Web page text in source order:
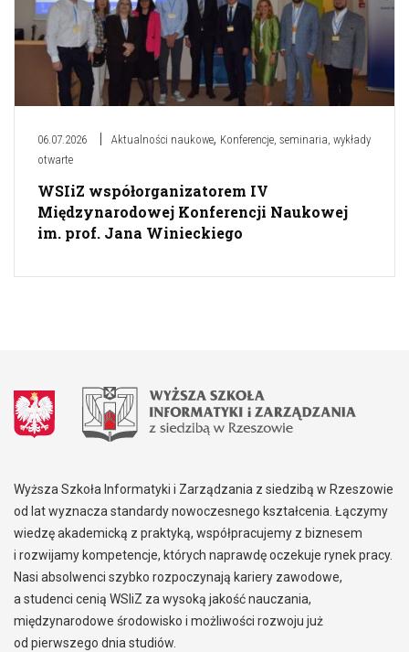
06.07.2026 Aktualności naukowe, Konferencje, seminaria, wykłady
otwarte
WSIiZ współorganizatorem IV
Międzynarodowej Konferencji Naukowej
im. prof. Jana Winieckiego
Wyższa Szkoła Informatyki i Zarządzania z siedzibą w Rzeszowie
od lat wyznacza standardy nowoczesnego kształcenia. Łączymy
wiedzę akademicką z praktyką, współpracujemy z biznesem
i rozwijamy kompetencje, których naprawdę oczekuje rynek pracy.
Nasi absolwenci szybko rozpoczynają kariery zawodowe,
a studenci cenią WSIiZ za wysoką jakość nauczania,
międzynarodowe środowisko i możliwości rozwoju już
od pierwszego dnia studiów.